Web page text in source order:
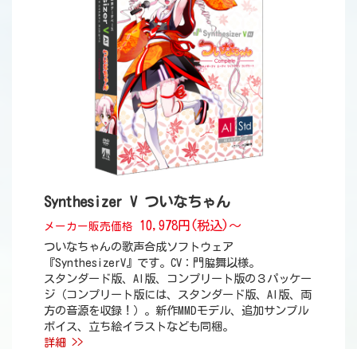
Synthesizer V ついなちゃん
メーカー販売価格 10,978円(税込)～
ついなちゃんの歌声合成ソフトウェア
『SynthesizerV』です。CV：門脇舞以様。
スタンダード版、AI版、コンプリート版の３パッケー
ジ（コンプリート版には、スタンダード版、AI版、両
方の音源を収録！）。新作MMDモデル、追加サンプル
ボイス、立ち絵イラストなども同梱。
詳細 >>